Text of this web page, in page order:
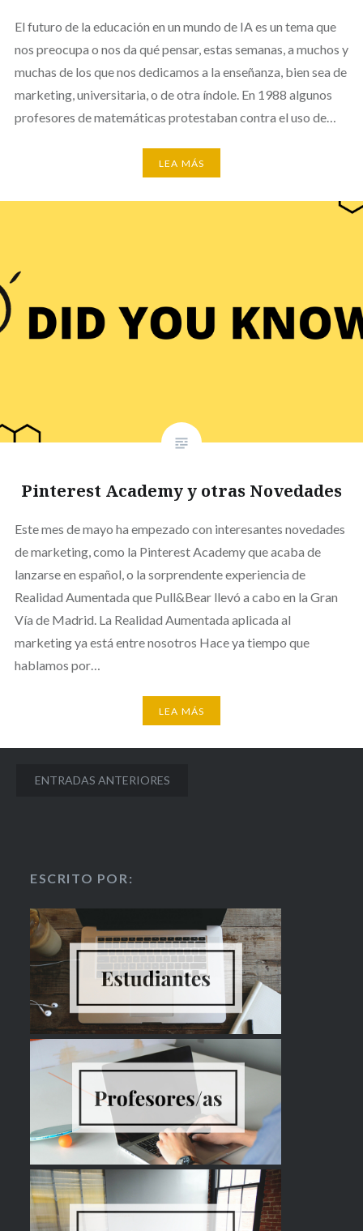
El futuro de la educación en un mundo de IA es un tema que
nos preocupa o nos da qué pensar, estas semanas, a muchos y
muchas de los que nos dedicamos a la enseñanza, bien sea de
marketing, universitaria, o de otra índole. En 1988 algunos
profesores de matemáticas protestaban contra el uso de…
LEA MÁS
Pinterest Academy y otras Novedades
Este mes de mayo ha empezado con interesantes novedades
de marketing, como la Pinterest Academy que acaba de
lanzarse en español, o la sorprendente experiencia de
Realidad Aumentada que Pull&Bear llevó a cabo en la Gran
Vía de Madrid. La Realidad Aumentada aplicada al
marketing ya está entre nosotros Hace ya tiempo que
hablamos por…
LEA MÁS
ENTRADAS ANTERIORES
ESCRITO POR: